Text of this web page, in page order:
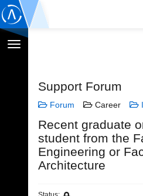
Toggle
Support Forum
Forum Career
Recent graduate
student from the
Engineering or
Architecture